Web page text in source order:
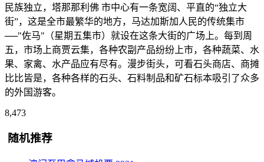
民族独立，塔那那利佛 市中心有一条宽阔、平直的“独立大
街”，这是全市最繁华的地方，马达加斯加人民的传统集市
──"佐马"（星期五集市）就设在这条大街的广场上。每到周
五，市场上商贾云集，各种农副产品纷纷上市，各种蔬菜、水
果、家禽、水产品应有尽有。漫步街头，可看石头商店、商摊
比比皆是，各种各样的石头、石料制品和矿石标本吸引了众多
的外国游客。
8,473
随机推荐